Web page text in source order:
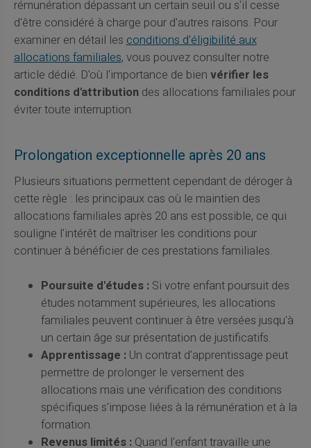
rémunération dépassant un certain seuil ou s'il cesse
d'être considéré à charge pour d'autres raisons. Pour
examiner en détail les conditions d'éligibilité aux
allocations familiales, vous pouvez consulter notre
article dédié. D'où l'importance de bien vérifier les
conditions d'attributiondes allocations familiales pour
éviter toute interruption.
Prolongation exceptionnelle après 20 ans
Plusieurs situations permettent cependant de déroger à
cette règle : les principaux cas où le maintien des
allocations familiales après 20 ans est possible, ce qui
souligne l'intérêt de maîtriser les conditions pour
continuer à bénéficier de ces prestations familiales.
Poursuite d'études : Si votre enfant poursuit des
études notamment supérieures, les allocations
familiales peuvent continuer à être versées jusqu'à
un certain âge sur présentation de justificatifs.
Apprentissage : Un contrat d'apprentissage peut
permettre de prolonger le versement des
allocations mais une vérification des conditions
spécifiques s'impose liées à la rémunération et à la
formation.
Revenus limités : Quand l'enfant travaille une